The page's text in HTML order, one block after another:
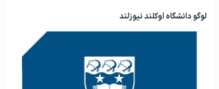
لوگو دانشگاه اوکلند نیوزلند